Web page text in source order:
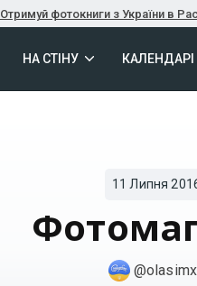
Отримуй фотокниги з України в
НА СТІНУ КАЛЕНДАРІ
11 Липня